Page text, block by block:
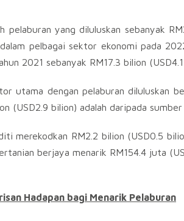
pelaburan yang diluluskan sebanyak
pelbagai sektor ekonomi pada
2021 sebanyak RM17.3 bilion (USD4.1
utama dengan pelaburan diluluskan
(USD2.9 bilion) adalah daripada sumber
merekodkan RM2.2 bilion (USD0.5
berjaya menarik RM154.4 juta
Hadapan bagi Menarik Pelaburan